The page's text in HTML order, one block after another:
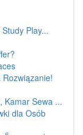
Play...
Kamar Sewa ...
dla Osób